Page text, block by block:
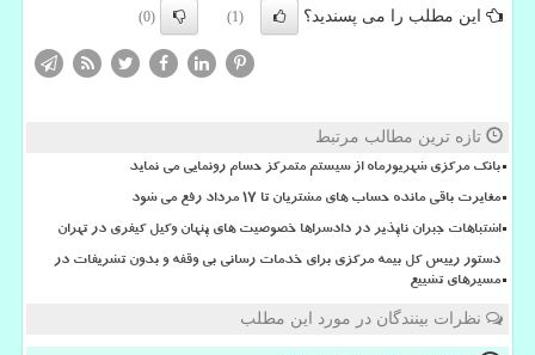
این مطلب را می پسندید؟ (1)
(0)
تازه ترین مطالب مرتبط
بانک مرکزی شهریورماه از سیستم متمرکز حسام رونمایی می نماید
مغایرت باقی مانده حساب های مشتریان تا 17 مرداد رفع می شود
اشتباهات جبران ناپذیر در دادسراها خصوصیت های پنهان وکیل کیفری در تهران
دستور رییس کل بیمه مرکزی برای خدمات رسانی بی وقفه و بدون تشریفات در
مسیرهای تشییع
نظرات بینندگان در مورد این مطلب